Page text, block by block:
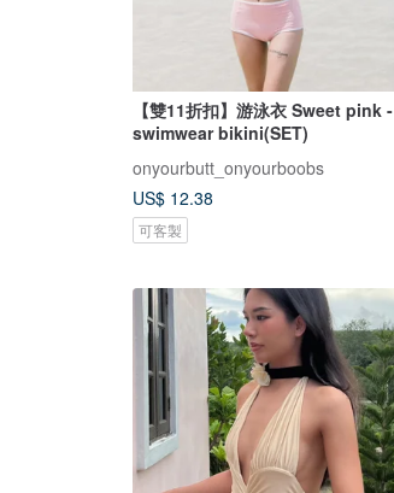
【雙11折扣】游泳衣 Sweet pink -
swimwear bikini(SET)
onyourbutt_onyourboobs
US$ 12.38
可客製